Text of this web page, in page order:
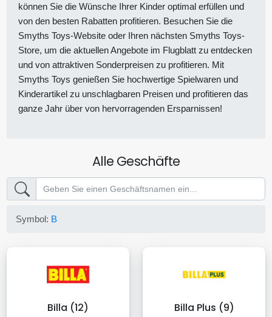
können Sie die Wünsche Ihrer Kinder optimal erfüllen und
von den besten Rabatten profitieren. Besuchen Sie die
Smyths Toys-Website oder Ihren nächsten Smyths Toys-
Store, um die aktuellen Angebote im Flugblatt zu entdecken
und von attraktiven Sonderpreisen zu profitieren. Mit
Smyths Toys genießen Sie hochwertige Spielwaren und
Kinderartikel zu unschlagbaren Preisen und profitieren das
ganze Jahr über von hervorragenden Ersparnissen!
Alle Geschäfte
Symbol: B
Billa (12) Billa Plus (9)